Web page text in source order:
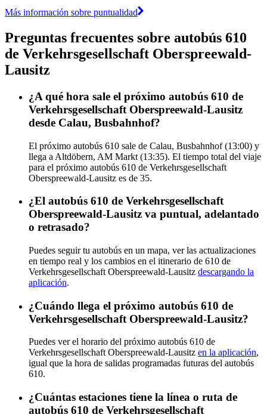
Más información sobre puntualidad
Preguntas frecuentes sobre autobús 610
de Verkehrsgesellschaft Oberspreewald-
Lausitz
¿A qué hora sale el próximo autobús 610 de
Verkehrsgesellschaft Oberspreewald-Lausitz
desde Calau, Busbahnhof?
El próximo autobús 610 sale de Calau, Busbahnhof (13:00) y
llega a Altdöbern, AM Markt (13:35). El tiempo total del viaje
para el próximo autobús 610 de Verkehrsgesellschaft
Oberspreewald-Lausitz es de 35.
¿El autobús 610 de Verkehrsgesellschaft
Oberspreewald-Lausitz va puntual, adelantado
o retrasado?
Puedes seguir tu autobús en un mapa, ver las actualizaciones
en tiempo real y los cambios en el itinerario de 610 de
Verkehrsgesellschaft Oberspreewald-Lausitz descargando la
aplicación.
¿Cuándo llega el próximo autobús 610 de
Verkehrsgesellschaft Oberspreewald-Lausitz?
Puedes ver el horario del próximo autobús 610 de
Verkehrsgesellschaft Oberspreewald-Lausitz en la aplicación,
igual que la hora de salidas programadas futuras del autobús
610.
¿Cuántas estaciones tiene la línea o ruta de
autobús 610 de Verkehrsgesellschaft